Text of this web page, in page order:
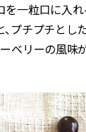
一粒口に入れ
プチプチとし
ベリーの風味